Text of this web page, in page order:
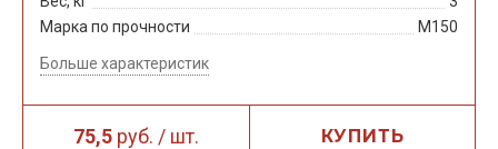
75,5 руб. / шт. КУПИТЬ
Марка по прочности
М150
Больше характеристик